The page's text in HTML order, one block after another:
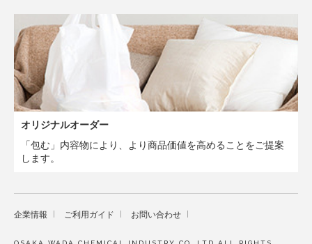
オリジナルオーダー
「包む」内容物により、より商品価値を高めることをご提案
します。
企業情報 ご利用ガイド お問い合わせ